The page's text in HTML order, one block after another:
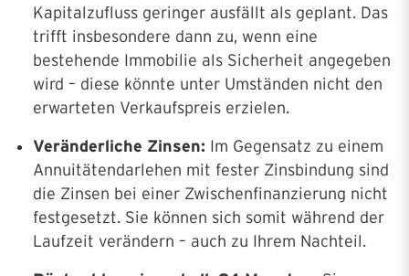
Kapitalzufluss geringer ausfällt als geplant. Das
trifft insbesondere dann zu, wenn eine
bestehende Immobilie als Sicherheit angegeben
wird – diese könnte unter Umständen nicht den
erwarteten Verkaufspreis erzielen.
Veränderliche Zinsen: Im Gegensatz zu einem
Annuitätendarlehen mit fester Zinsbindung sind
die Zinsen bei einer Zwischenfinanzierung nicht
festgesetzt. Sie können sich somit während der
Laufzeit verändern – auch zu Ihrem Nachteil.